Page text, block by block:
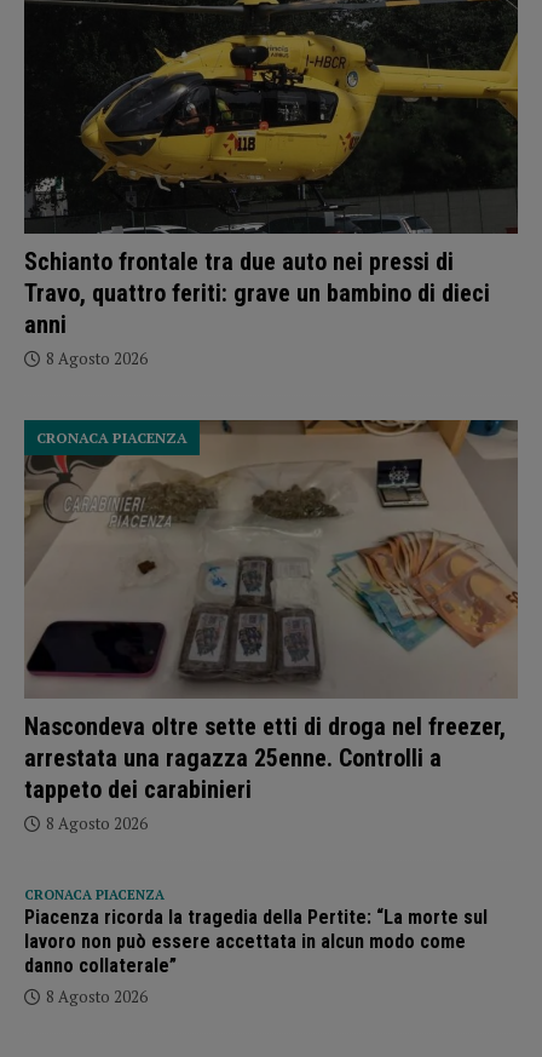
Schianto frontale tra due auto nei pressi di
Travo, quattro feriti: grave un bambino di dieci
anni
8 Agosto 2026
Nascondeva oltre sette etti di droga nel freezer,
arrestata una ragazza 25enne. Controlli a
tappeto dei carabinieri
CRONACA PIACENZA
8 Agosto 2026
CRONACA PIACENZA
Piacenza ricorda la tragedia della Pertite: “La morte sul
lavoro non può essere accettata in alcun modo come
danno collaterale”
8 Agosto 2026